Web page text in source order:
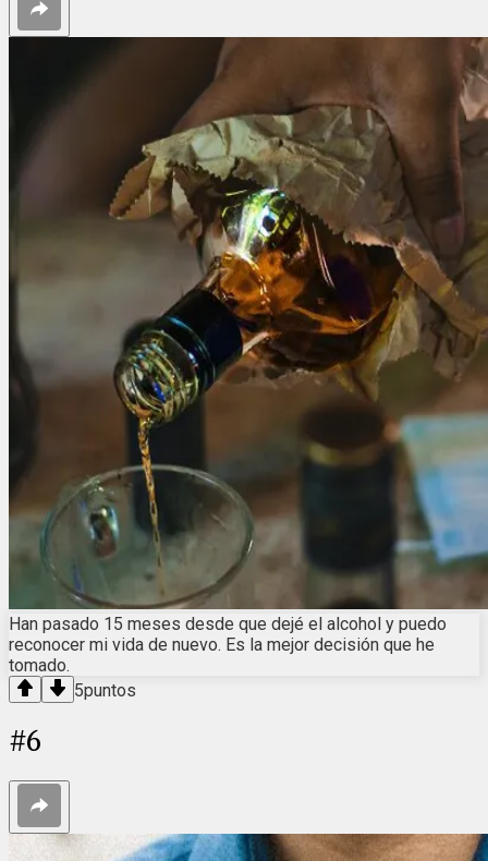
Han pasado 15 meses desde que dejé el alcohol y puedo
reconocer mi vida de nuevo. Es la mejor decisión que he
tomado.
5puntos
#6